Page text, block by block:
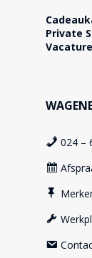
Private
024 –